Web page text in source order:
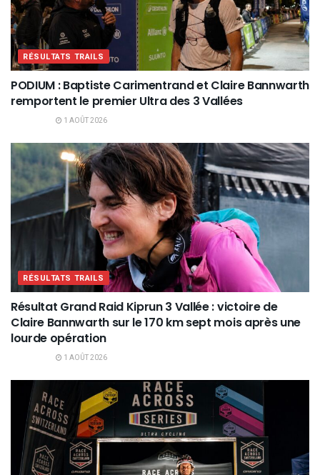
RÉSULTATS TRAILS
PODIUM : Baptiste Carimentrand et Claire Bannwarth
remportent le premier Ultra des 3 Vallées
1 AOÛT 2026
RÉSULTATS TRAILS
Résultat Grand Raid Kiprun 3 Vallée : victoire de
Claire Bannwarth sur le 170 km sept mois après une
lourde opération
1 AOÛT 2026